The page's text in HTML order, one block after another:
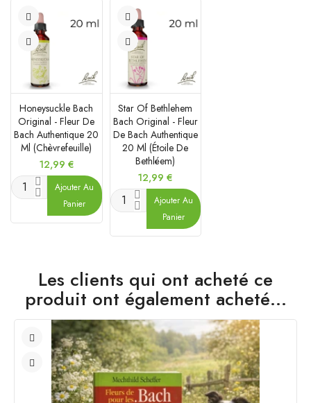
Honeysuckle Bach
Original - Fleur De
Bach Authentique 20
Ml (Chèvrefeuille)
Prix
12,99 €
Ajouter Au
Panier
Star Of Bethlehem
Bach Original - Fleur
De Bach Authentique
20 Ml (Étoile De
Bethléem)
Prix
12,99 €
Ajouter Au
Panier
Les clients qui ont acheté ce
produit ont également acheté...